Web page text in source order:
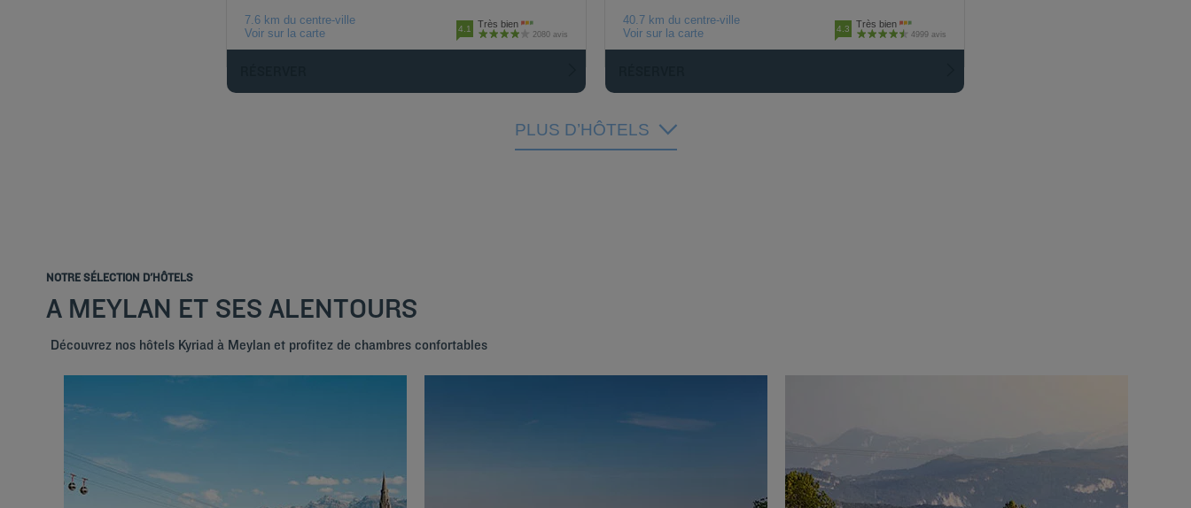
7.6 km du centre-ville
Voir sur la carte
4.1 Très bien
2080 avis
40.7 km du centre-ville
Voir sur la carte
4.3 Très bien
4999 avis
PLUS D’HÔTELS
NOTRE SÉLECTION D'HÔTELS
A MEYLAN ET SES ALENTOURS
Découvrez nos hôtels Kyriad à Meylan et profitez de chambres confortables